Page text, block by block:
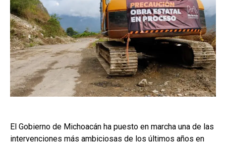
El Gobierno de Michoacán ha puesto en marcha una de las
intervenciones más ambiciosas de los últimos años en